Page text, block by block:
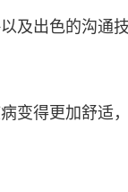
及出色的沟通
变得更加舒适